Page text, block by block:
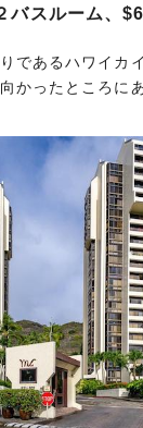
バスルーム、
であるハワイカ
かったところに